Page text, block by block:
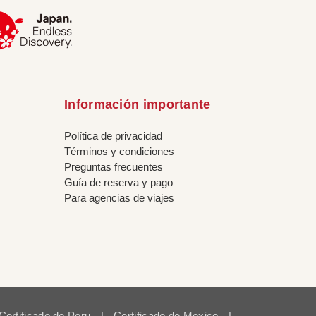
Información importante
Política de privacidad
Términos y condiciones
Preguntas frecuentes
Guía de reserva y pago
Para agencias de viajes